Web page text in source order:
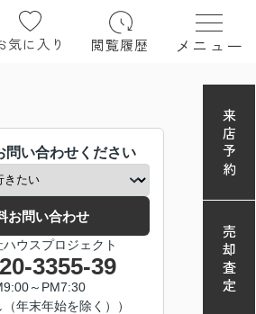
気に入り 閲覧履歴 メニュー
問い合わせください
お問い合わせ
ウスプロジェクト
3355-39
～PM7:30
（年末年始を除く））
来店予約
売却査定